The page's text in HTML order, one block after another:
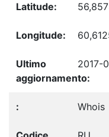
2017-
Whois